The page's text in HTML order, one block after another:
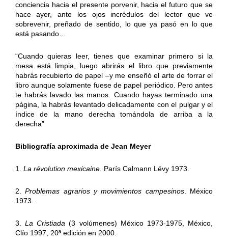
conciencia hacia el presente porvenir, hacia el futuro que se
hace ayer, ante los ojos incrédulos del lector que ve
sobrevenir, preñado de sentido, lo que ya pasó en lo que
está pasando…
“Cuando quieras leer, tienes que examinar primero si la
mesa está limpia, luego abrirás el libro que previamente
habrás recubierto de papel –y me enseñó el arte de forrar el
libro aunque solamente fuese de papel periódico. Pero antes
te habrás lavado las manos. Cuando hayas terminado una
página, la habrás levantado delicadamente con el pulgar y el
índice de la mano derecha tomándola de arriba a la
derecha”
Bibliografía aproximada de Jean Meyer
1. La révolution mexicaine. París Calmann Lévy 1973.
2.Problemas agrarios y movimientos campesinos. México
1973.
3. La Cristiada (3 volúmenes) México 1973-1975, México,
Clío 1997, 20ª edición en 2000.